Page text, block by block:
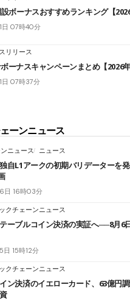
ボーナスおすすめランキング【
07時40分
リリース
ナスキャンペーンまとめ【2026
07時37分
ーンニュース
ニュース ニュース
自L1アークの初期バリデーター
16時03分
クチェーンニュース
ーブルコイン決済の実証へ──8月6
15時12分
クチェーンニュース
ン決済のイエローカード、63億円